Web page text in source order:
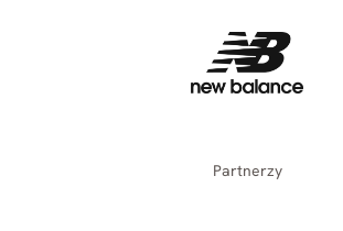
Partnerzy